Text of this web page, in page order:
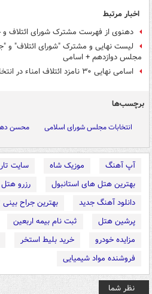
اخبار مرتبط
دهنوی از فهرست مشترک شورای ائتلاف و
لیست نهایی و مشترک "شورای ائتلاف" و
مجلس دوازدهم + اسامی
اسامی نهایی ۳۰ نامزد ائتلاف امناء در انتخابات تهران اعلام شد
برچسب‌ها
انتخابات مجلس شورای اسلامی محسن
آپ آهنگ موزیک شاه
سایت
بهترین هتل های استانبول
رزرو هتل
دانلود آهنگ جدید
بهترین جراح
پرشین هتل
ثبت نام بیمه اربعین
مزایده خودرو
خرید بلیط استخر
فروشنده مواد شیمیایی
نظر شما